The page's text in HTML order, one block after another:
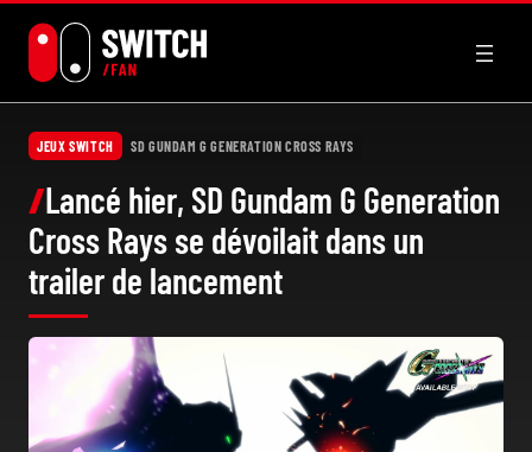
contenu
JEUX SWITCH SD GUNDAM G GENERATION CROSS RAYS
Lancé hier, SD Gundam G Generation
Cross Rays se dévoilait dans un
trailer de lancement